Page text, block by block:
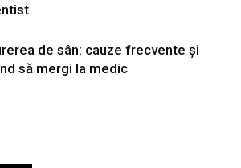
de sân: cauze frecvente și
să mergi la medic